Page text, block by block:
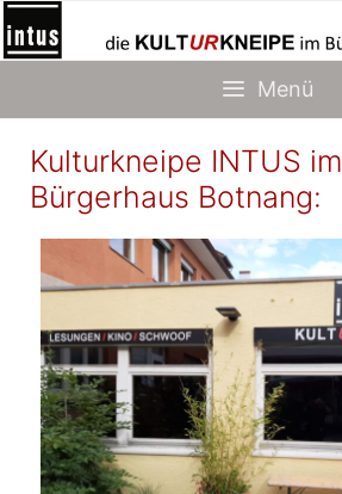
Zum
Inhalt
Menü
Kulturkneipe INTUS im
Bürgerhaus Botnang: